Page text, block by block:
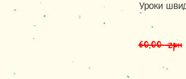
Уроки
60,00грн